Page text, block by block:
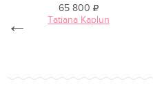
65 800
Tatiana Kaplun
←